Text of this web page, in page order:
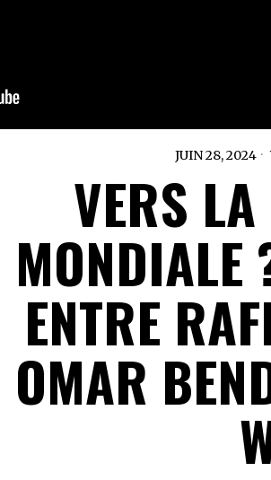
JUIN 28, 2024
VERS
MONDIALE
ENTRE
OMAR